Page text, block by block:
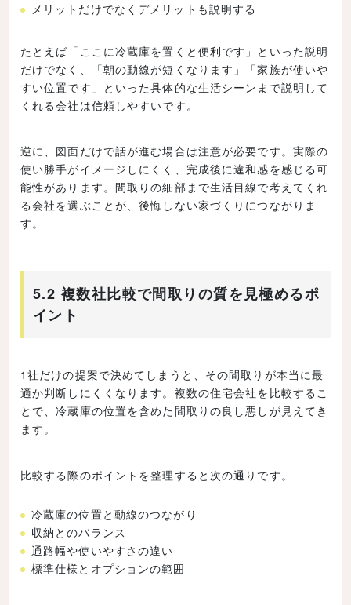
メリットだけでなくデメリットも説明する
たとえば「ここに冷蔵庫を置くと便利です」といった説明
だけでなく、「朝の動線が短くなります」「家族が使いや
すい位置です」といった具体的な生活シーンまで説明して
くれる会社は信頼しやすいです。
逆に、図面だけで話が進む場合は注意が必要です。実際の
使い勝手がイメージしにくく、完成後に違和感を感じる可
能性があります。間取りの細部まで生活目線で考えてくれ
る会社を選ぶことが、後悔しない家づくりにつながりま
す。
5.2 複数社比較で間取りの質を見極めるポ
イント
1社だけの提案で決めてしまうと、その間取りが本当に最
適か判断しにくくなります。複数の住宅会社を比較するこ
とで、冷蔵庫の位置を含めた間取りの良し悪しが見えてき
ます。
比較する際のポイントを整理すると次の通りです。
冷蔵庫の位置と動線のつながり
収納とのバランス
通路幅や使いやすさの違い
標準仕様とオプションの範囲